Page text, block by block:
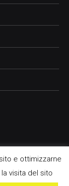
e ottimizzarne
visita del sito